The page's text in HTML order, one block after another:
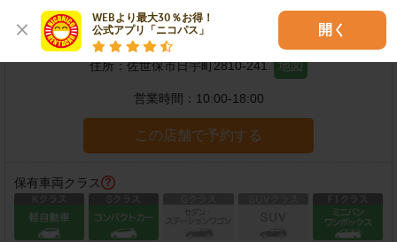
WEBより最大30％お得！
公式アプリ「ニコパス」
開く
YH佐世保店
住所：佐世保市日宇町2810-241 地図
営業時間： 10:00-18:00
この店舗で予約する
保有車両クラス